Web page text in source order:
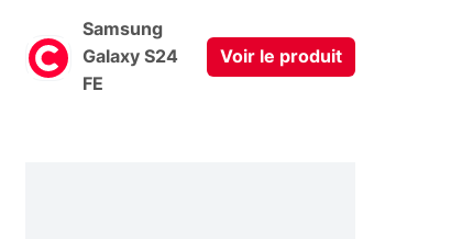
Samsung
Galaxy S24
FE
Voir le produit